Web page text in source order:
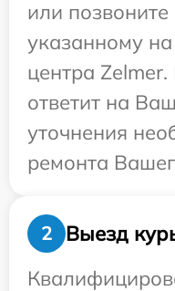
или
указанному на
центра
ответит на
уточнения
ремонта
2
Выезд